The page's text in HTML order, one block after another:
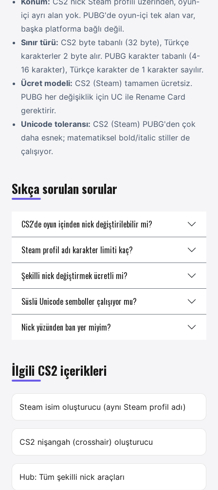
içi ayrı alan yok. PUBG'de oyun-içi tek alan var,
başka platforma bağlı değil.
Sınır türü: CS2 byte tabanlı (32 byte), Türkçe
karakterler 2 byte alır. PUBG karakter tabanlı (4-
16 karakter), Türkçe karakter de 1 karakter sayılır.
Ücret modeli: CS2 (Steam) tamamen ücretsiz.
PUBG her değişiklik için UC ile Rename Card
gerektirir.
Unicode toleransı: CS2 (Steam) PUBG'den çok
daha esnek; matematiksel bold/italic stiller de
çalışıyor.
Sıkça sorulan sorular
CS2'de oyun içinden nick değiştirilebilir mi?
Steam profil adı karakter limiti kaç?
Şekilli nick değiştirmek ücretli mi?
Süslü Unicode semboller çalışıyor mu?
Nick yüzünden ban yer miyim?
İlgili CS2 içerikleri
Steam isim oluşturucu (aynı Steam profil adı)
CS2 nişangah (crosshair) oluşturucu
Hub: Tüm şekilli nick araçları